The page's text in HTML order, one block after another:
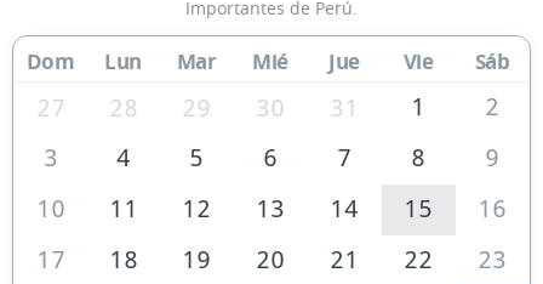
1952
de
Perú
Importantes de Perú.
Dom Lun Mar Mié Jue Vie Sáb
27 28 29 30 31 1
2
3
4 5 6 7 8
9
10
11 12 13 14 15
16
17
18 19 20 21 22
23